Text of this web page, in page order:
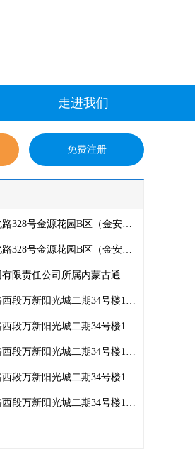
走进我们
免费注册
福建省福州市六一北路328号金源花园B区（金安大厦）A、B区连接体，地下一层22号车位
福建省福州市六一北路328号金源花园B区（金安大厦）A、B区连接体，2201单元
中电投蒙东能源集团有限责任公司所属内蒙古通辽市办公大楼
漳浦县绥安镇龙湖路西段万新阳光城二期34号楼1907室
漳浦县绥安镇龙湖路西段万新阳光城二期34号楼1906室
漳浦县绥安镇龙湖路西段万新阳光城二期34号楼1903室
漳浦县绥安镇龙湖路西段万新阳光城二期34号楼1807室
漳浦县绥安镇龙湖路西段万新阳光城二期34号楼1806室